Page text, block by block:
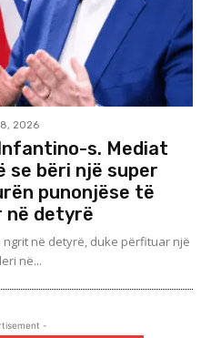
2026
s. Mediat
se bëri një super
punonjëse të
në detyrë
ngrit në detyrë, duke përfituar një
në...
-